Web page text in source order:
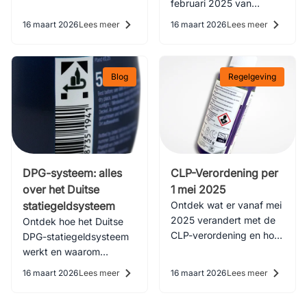
en het bedrijfsleven.
16 maart 2026Lees meer
februari 2025 van
verpakkingen verplicht.
16 maart 2026Lees meer
Blog
DPG-systeem: alles
over het Duitse
statiegeldsysteem
Ontdek hoe het Duitse
DPG-statiegeldsysteem
werkt en waarom
statiegeld bijdraagt aan
16 maart 2026Lees meer
Regelgeving
CLP-Verordening per
1 mei 2025
Ontdek wat er vanaf mei
2025 verandert met de
CLP-verordening en hoe
16 maart 2026Lees meer